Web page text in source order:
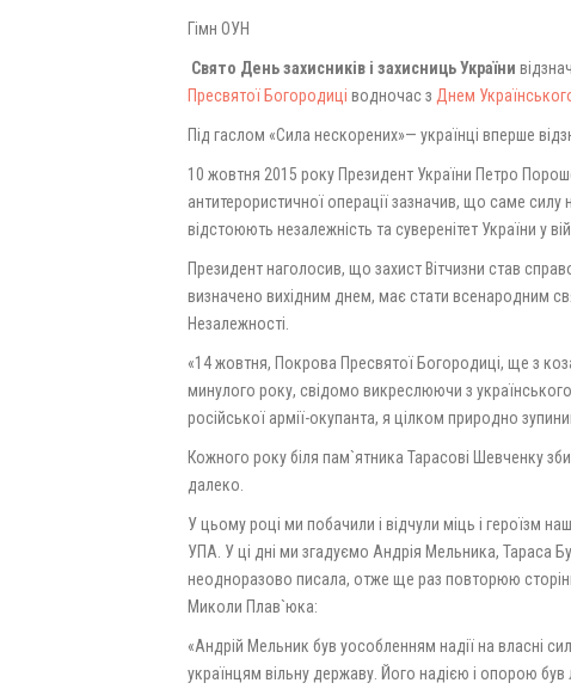
Гімн ОУН
Свято День захисників і захисниць України
Пресвятої Богородиці водночас з Днем
Під гаслом «Сила нескорених»— українці вперше
10 жовтня 2015 року Президент України Петро
антитерористичної операції зазначив, що саме силу
відстоюють незалежність та суверенітет України у
Президент наголосив, що захист Вітчизни став
визначено вихідним днем, має стати всенародним
Незалежності.
«14 жовтня, Покрова Пресвятої Богородиці, ще з
минулого року, свідомо викреслюючи з
російської армії-окупанта, я цілком природно
Кожного року біля пам`ятника Тарасові Шевченку
далеко.
У цьому році ми побачили і відчули міць і героїзм
УПА. У ці дні ми згадуємо Андрія Мельника, Тараса
неодноразово писала, отже ще раз повторюю
Миколи Плав`юка:
«Андрій Мельник був уособленням надії на власні
українцям вільну державу. Його надією і опорою